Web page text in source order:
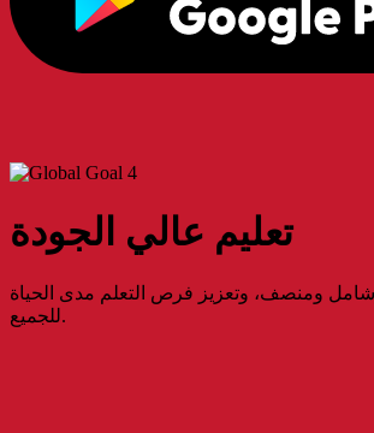
تعليم عالي الجودة
ومنصف، وتعزيز فرص التعلم مدى الحياة
للجميع.